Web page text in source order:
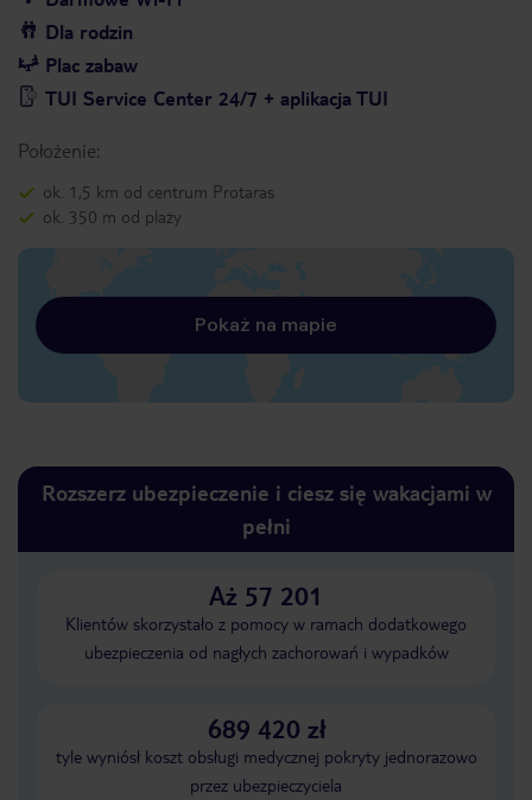
Dla rodzin
Plac zabaw
TUI Service Center 24/7 + aplikacja TUI
Położenie:
ok. 1,5 km od centrum Protaras
ok. 350 m od plaży
Pokaż na mapie
Rozszerz ubezpieczenie i ciesz się wakacjami w
pełni
Aż 57 201
Klientów skorzystało z pomocy w ramach dodatkowego
ubezpieczenia od nagłych zachorowań i wypadków
689 420 zł
tyle wyniósł koszt obsługi medycznej pokryty jednorazowo
przez ubezpieczyciela